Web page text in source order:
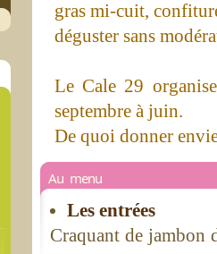
gras mi-cuit,
déguster sans
Le Cale 29
septembre à juin.
De quoi donner envie
Au menu
Les entrées
Craquant de jambon